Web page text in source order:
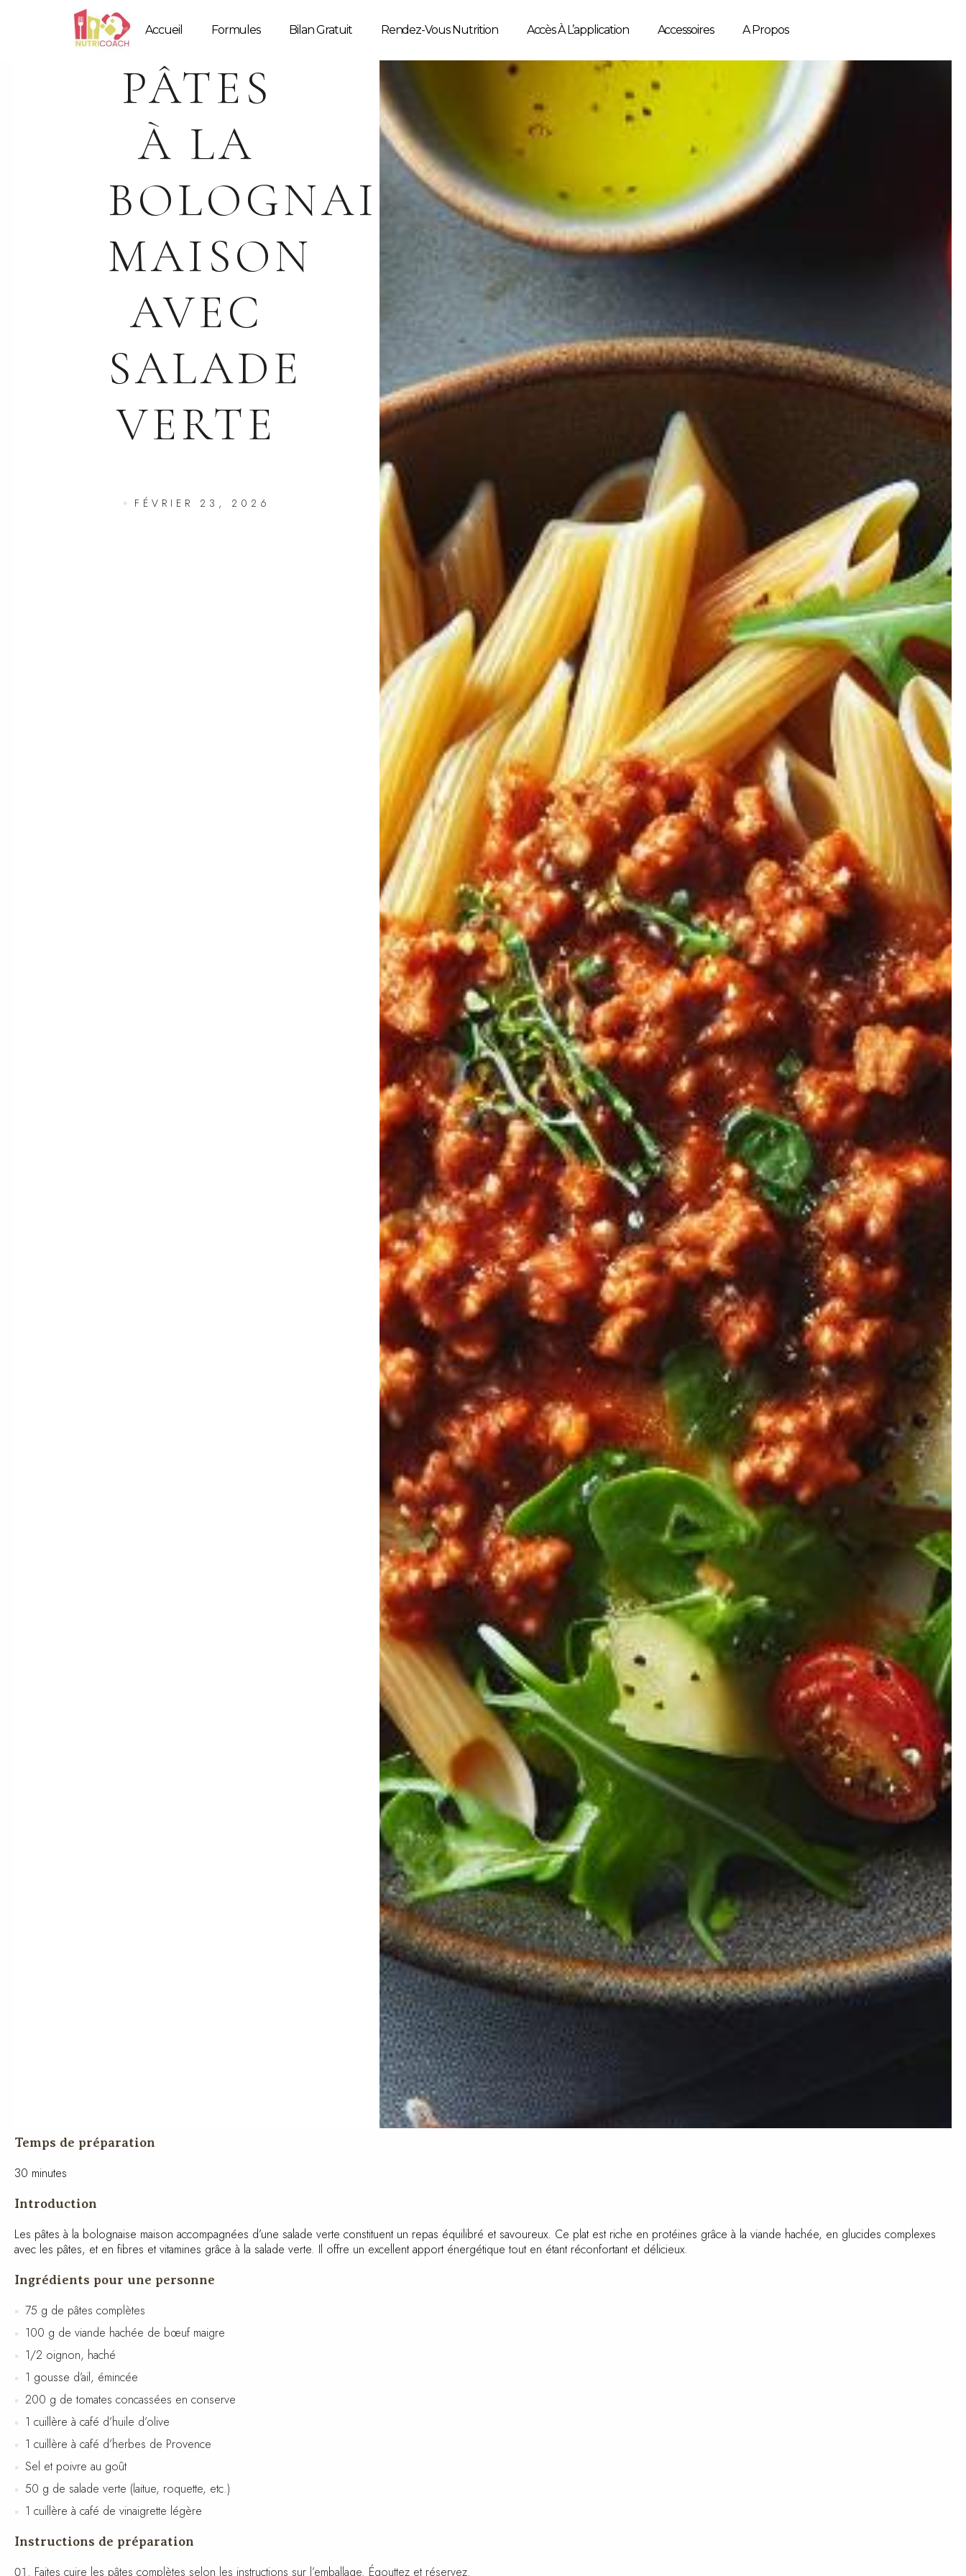
Accueil Formules Bilan Gratuit Rendez-Vous Nutrition Accès À L’application Accessoires A Propos
PÂTES
À LA
BOLOGNAISE
MAISON
AVEC
SALADE
VERTE
FÉVRIER 23, 2026
Temps de préparation
30 minutes
Introduction
Les pâtes à la bolognaise maison accompagnées d’une salade verte constituent un repas équilibré et savoureux. Ce plat est riche en protéines grâce à la viande hachée, en glucides complexes
avec les pâtes, et en fibres et vitamines grâce à la salade verte. Il offre un excellent apport énergétique tout en étant réconfortant et délicieux.
Ingrédients pour une personne
75 g de pâtes complètes
100 g de viande hachée de bœuf maigre
1/2 oignon, haché
1 gousse d’ail, émincée
200 g de tomates concassées en conserve
1 cuillère à café d’huile d’olive
1 cuillère à café d’herbes de Provence
Sel et poivre au goût
50 g de salade verte (laitue, roquette, etc.)
1 cuillère à café de vinaigrette légère
Instructions de préparation
Faites cuire les pâtes complètes selon les instructions sur l’emballage. Égouttez et réservez.
Que diriez-vous d’avoir Votre coach Nutrition ?
Imaginez la puissance de l’Intelligence Artificielle à votre service pour perdre du poids, prendre de la masse ou
simplement mieux manger. Découvrez NutriCoach AI et atteignez vos objectifs sans régime mais simplement
avec un rééquilibrage alimentaire !
Profitez de 50% de réduction pour tester et constater.
Recevez votre code promo sur votre accompagnement Nutrition par Intelligence Artificielle.
×